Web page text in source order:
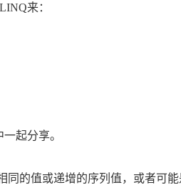
LINQ来：
起分享。
同的值或递增的序列值，或者可